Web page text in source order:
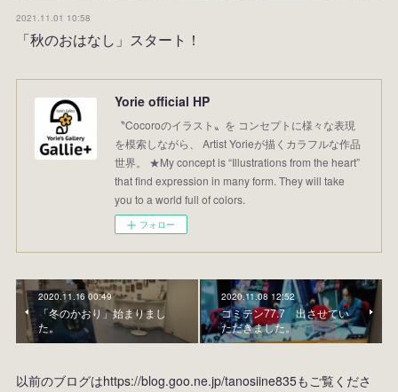
2021.11.01 10:58
「秋のおはなし」スタート！
Yorie official HP
〝Cocoroのイラスト〟を コンセプトに様々な表現
を模索しながら、 Artist Yorieが描くカラフルな作品
世界。 ★My concept is “Illustrations from the heart”
that find expression in many form. They will take
you to a world full of colors.
フォロー
2020.11.16 00:49
「冬のかおり」始まりまし
た。
2020.11.08 12:52
コミテン77.7 出させてい
ただきました。
以前のブログはhttps://blog.goo.ne.jp/tanosiine835もご覧くださ